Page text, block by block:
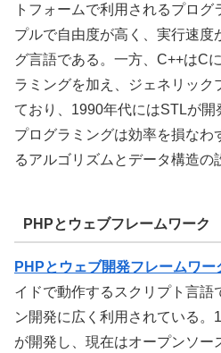
トフォームで利用されるプロ
プルで自由度が高く、実行速度
グ言語である。一方、C++はC
ラミングを加え、ジェネリック
ており、1990年代にはSTLが開
プログラミングは効率を損なわ
るアルゴリズムとデータ構造の
PHPとウェブフレームワーク
PHPとウェブ開発フレームワー
イドで動作するスクリプト言語
ン開発に広く利用されている。
が開発し、現在はオープンソー